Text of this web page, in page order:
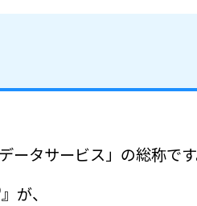
タサービス」の総称です
』が、